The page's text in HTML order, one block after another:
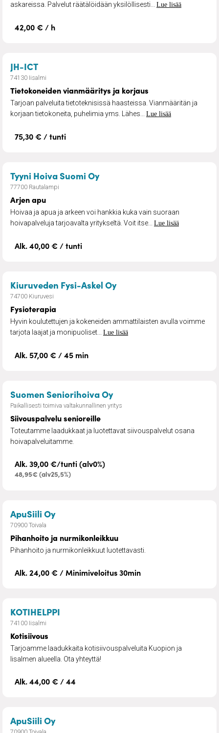
askareissa. Palvelut räätälöidään yksilöllisesti... Lue lisää
42,00 € / h
JH-ICT– Tietokoneiden vianmääritys ja korjaus
74130 Iisalmi
Tietokoneiden vianmääritys ja korjaus
Tarjoan palveluita tietoteknisissä haasteissa. Vianmääritän ja
korjaan tietokoneita, puhelimia yms. Lähes... Lue lisää
75,30 € / tunti
Tyyni Hoiva Suomi Oy– Arjen apu
77700 Rautalampi
Arjen apu
Hoivaa ja apua ja arkeen voi hankkia kuka vain suoraan
hoivapalveluja tarjoavalta yritykseltä. Voit itse... Lue lisää
Alk. 40,00 € / tunti
Kiuruveden Fysi-Askel Oy– Fysioterapia
74700 Kiuruvesi
Fysioterapia
Hyvin koulutettujen ja kokeneiden ammattilaisten avulla voimme
tarjota laajat ja monipuoliset... Lue lisää
Alk. 57,00 € / 45 min
Suomen Seniorihoiva Oy– Siivouspalvelu
Paikallisesti toimiva valtakunnallinen yritys
Siivouspalvelu senioreille
Toteutamme laadukkaat ja luotettavat siivouspalvelut osana
hoivapalveluitamme.
Alk. 39,00 €/tunti (alv0%)
48,95€ (alv25,5%)
ApuSiili Oy– Pihanhoito ja nurmikonleikkuu
70900 Toivala
Pihanhoito ja nurmikonleikkuu
Pihanhoito ja nurmikonleikkuut luotettavasti.
Alk. 24,00 € / Minimiveloitus 30min
KOTIHELPPI
74100 Iisalmi
Kotisiivous
Tarjoamme laadukkaita kotisiivouspalveluita Kuopion ja
Iisalmen alueella. Ota yhteyttä!
Alk. 44,00 € / 44
ApuSiili Oy– Kauppa- ja asiointiapu